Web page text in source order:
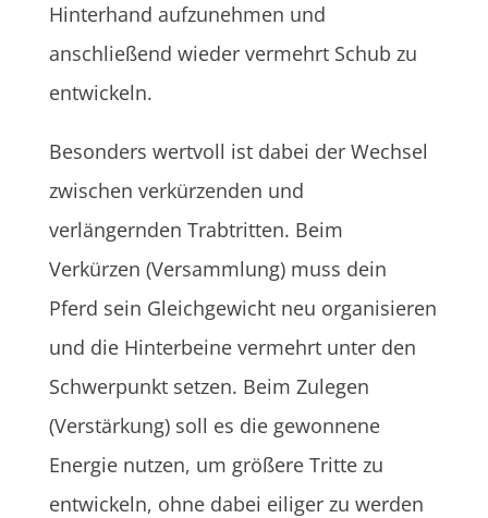
Hinterhand aufzunehmen und
anschließend wieder vermehrt Schub zu
entwickeln.
Besonders wertvoll ist dabei der Wechsel
zwischen verkürzenden und
verlängernden Trabtritten. Beim
Verkürzen (Versammlung) muss dein
Pferd sein Gleichgewicht neu organisieren
und die Hinterbeine vermehrt unter den
Schwerpunkt setzen. Beim Zulegen
(Verstärkung) soll es die gewonnene
Energie nutzen, um größere Tritte zu
entwickeln, ohne dabei eiliger zu werden